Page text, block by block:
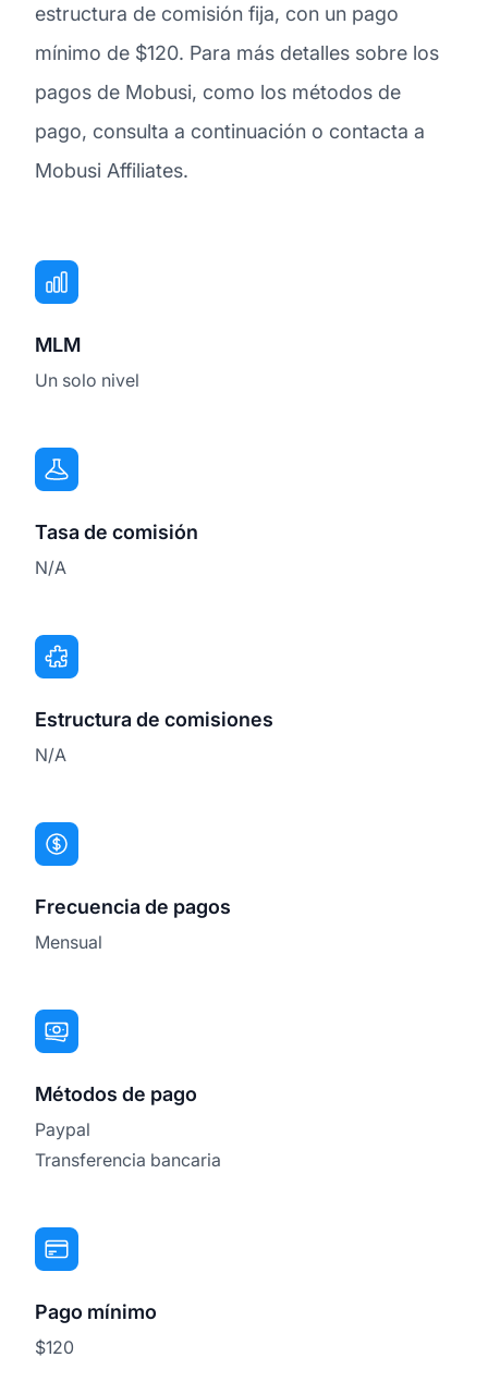
estructura de comisión fija, con un pago
mínimo de $120. Para más detalles sobre los
pagos de Mobusi, como los métodos de
pago, consulta a continuación o contacta a
Mobusi Affiliates.
MLM
Un solo nivel
Tasa de comisión
N/A
Estructura de comisiones
N/A
Frecuencia de pagos
Mensual
Métodos de pago
Paypal
Transferencia bancaria
Pago mínimo
$120